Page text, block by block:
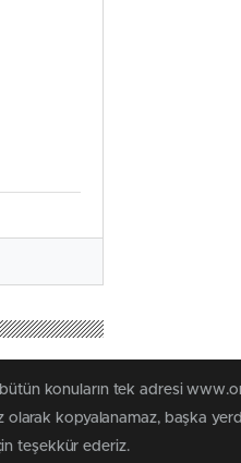
bütün konuların tek adresi
kopyalanamaz, başka
teşekkür ederiz.